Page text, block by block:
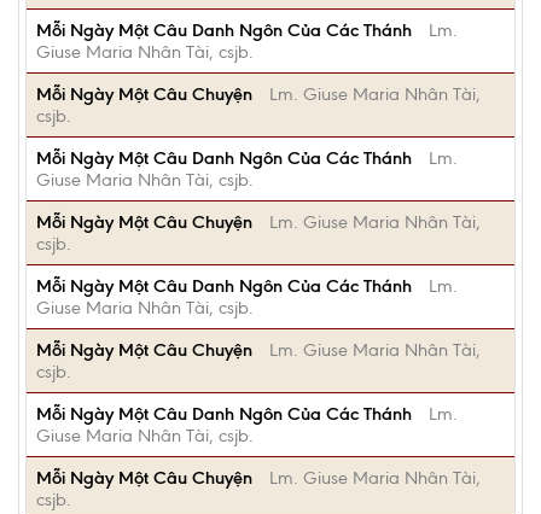
Mỗi Ngày Một Câu Danh Ngôn Của Các Thánh
Lm.
Giuse Maria Nhân Tài, csjb.
Mỗi Ngày Một Câu Chuyện
Lm. Giuse Maria Nhân Tài,
csjb.
Mỗi Ngày Một Câu Danh Ngôn Của Các Thánh
Lm.
Giuse Maria Nhân Tài, csjb.
Mỗi Ngày Một Câu Chuyện
Lm. Giuse Maria Nhân Tài,
csjb.
Mỗi Ngày Một Câu Danh Ngôn Của Các Thánh
Lm.
Giuse Maria Nhân Tài, csjb.
Mỗi Ngày Một Câu Chuyện
Lm. Giuse Maria Nhân Tài,
csjb.
Mỗi Ngày Một Câu Danh Ngôn Của Các Thánh
Lm.
Giuse Maria Nhân Tài, csjb.
Mỗi Ngày Một Câu Chuyện
Lm. Giuse Maria Nhân Tài,
csjb.